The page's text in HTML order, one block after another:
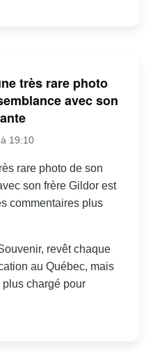
très rare photo
avec son
19:10
rare photo de son
son frère Gildor est
commentaires plus
revêt chaque
au Québec, mais
chargé pour